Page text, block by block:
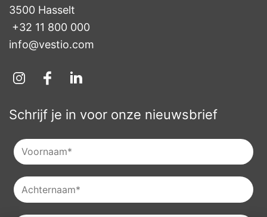
3500 Hasselt
+32 11 800 000
info@vestio.com
Schrijf je in voor onze nieuwsbrief